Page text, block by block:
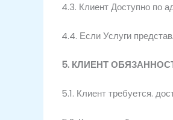
4.3. КлиентДоступно по
4.4. ЕслиУслуги
5. КЛИЕНТ
5.1. Клиенттребуется.